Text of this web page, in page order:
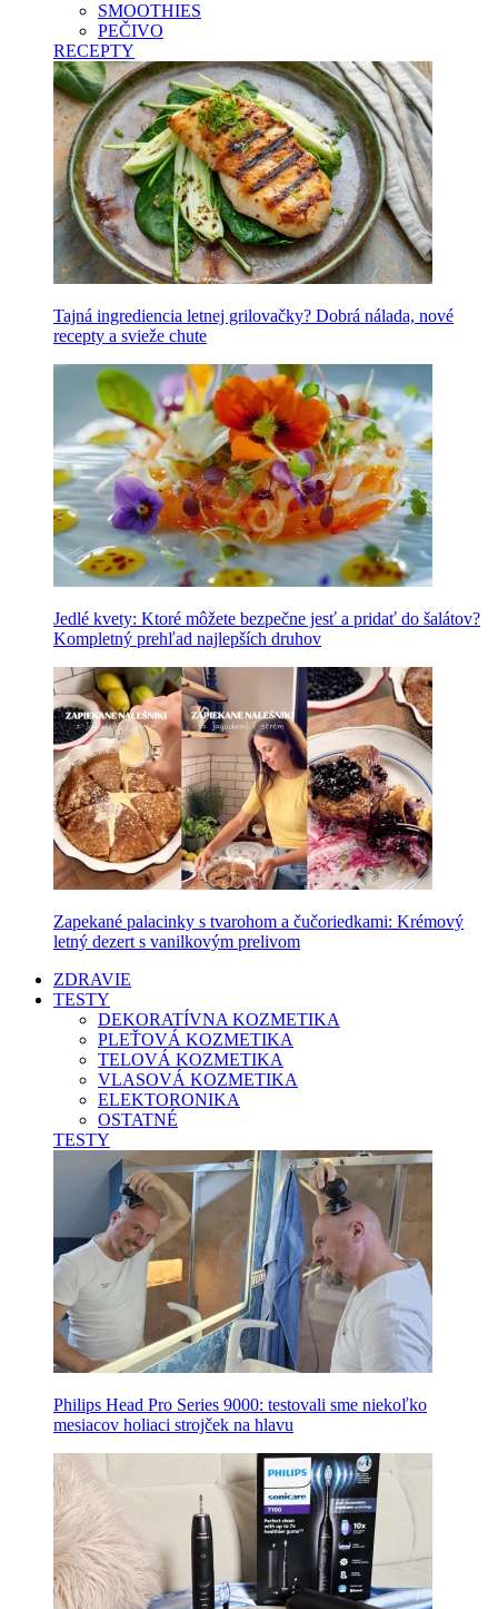
SMOOTHIES
PEČIVO
RECEPTY
Tajná ingrediencia letnej grilovačky? Dobrá nálada, nové
recepty a svieže chute
Jedlé kvety: Ktoré môžete bezpečne jesť a pridať do šalátov?
Kompletný prehľad najlepších druhov
Zapekané palacinky s tvarohom a čučoriedkami: Krémový
letný dezert s vanilkovým prelivom
ZDRAVIE
TESTY
DEKORATÍVNA KOZMETIKA
PLEŤOVÁ KOZMETIKA
TELOVÁ KOZMETIKA
VLASOVÁ KOZMETIKA
ELEKTORONIKA
OSTATNÉ
TESTY
Philips Head Pro Series 9000: testovali sme niekoľko
mesiacov holiaci strojček na hlavu